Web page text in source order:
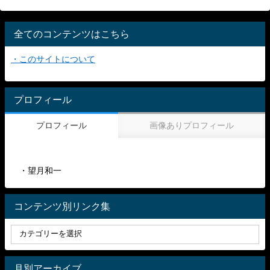
全てのコンテンツはこちら
・このサイトについて
プロフィール
プロフィール 画像ありプロフィール
・望月和一
コンテンツ別リンク集
月別アーカイブ